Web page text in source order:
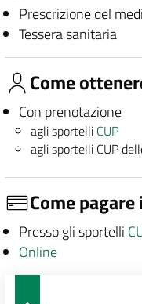
Prescrizione del
Tessera sanitaria
Come
Con prenotazione
agli sportelli CUP
agli sportelli CUP
Come
Presso gli sportelli
Online